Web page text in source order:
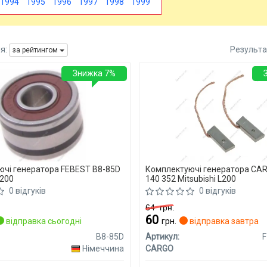
за рейтингом
генератора FEBEST B8-85D
0 відгуків
відправка сьогодні
B8-85D
Німеччина
Знижка 7%
Комплектуючі генератора
140 352 Mitsubishi L200
0 відгуків
64грн.
60грн.
відправка завтра
Артикул:
CARGO